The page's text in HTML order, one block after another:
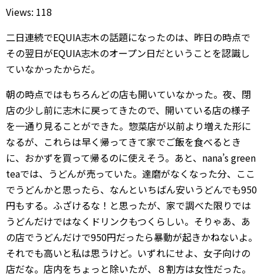
Views: 118
二日連続でEQUIA志木の話題になったのは、昨日の時点で
その翌日がEQUIA志木のオープン日だということを認識し
ていなかったからだ。
朝の時点ではもちろんどの店も開いていなかった。夜、閉
店の少し前に志木に戻ってきたので、開いている店の様子
を一通り見ることができた。惣菜店が以前より増えた形に
なるが、これらは早く帰ってきて家でご飯を食べるとき
に、おかずを買って帰るのに使えそう。あと、nana’s green
teaでは、うどんが売っていた。達磨がなくなった分、ここ
でうどんかと思ったら、なんといちばん安いうどんでも950
円もする。ふざけるな！と思ったが、家で調べた限りでは
うどんだけではなくドリンクもつくらしい。そりゃあ、あ
の店でうどんだけで950円だったら暴動が起きかねないよ。
それでも高いと私は思うけど。いずれにせよ、女子向けの
店だな。店内をちょっと除いたが、８割方は女性だった。